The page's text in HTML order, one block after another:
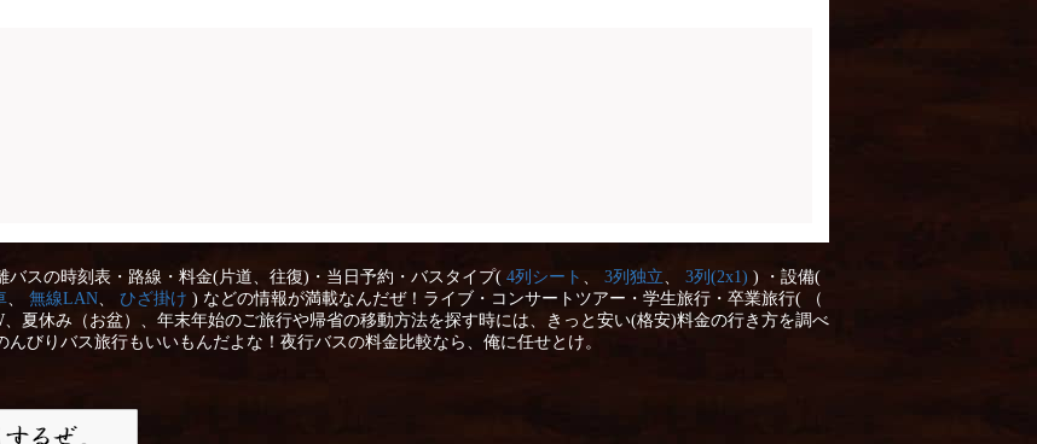
スの時刻表・路線・料金(片道、往復)・当日予約・バスタイプ( 4列シート 、 3列独立、 3列(2x1) ) ・設備(
、 無線LAN、 ひざ掛け ) などの情報が満載なんだぜ！ライブ・コンサートツアー・学生旅行・卒業旅行( （
、夏休み（お盆）、年末年始のご旅行や帰省の移動方法を探す時には、きっと安い(格安)料金の行き方を調べ
びりバス旅行もいいもんだよな！夜行バスの料金比較なら、俺に任せとけ。